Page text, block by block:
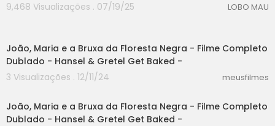
9,468 Visualizações . 07/19/25
LOBO MAU
João, Maria e a Bruxa da Floresta Negra - Filme Completo
Dublado - Hansel & Gretel Get Baked -
3 Visualizações . 12/11/24
meusfilmes
João, Maria e a Bruxa da Floresta Negra - Filme Completo
Dublado - Hansel & Gretel Get Baked -